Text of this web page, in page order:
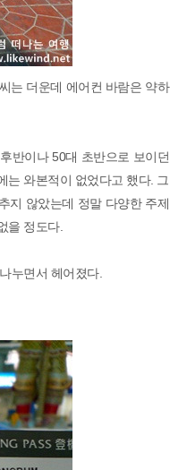
는 더운데 에어컨 바람은 약하
반이나 50대 초반으로 보이던
는 와본적이 없었다고 했다. 그
지 않았는데 정말 다양한 주제
을 정도다.
누면서 헤어졌다.